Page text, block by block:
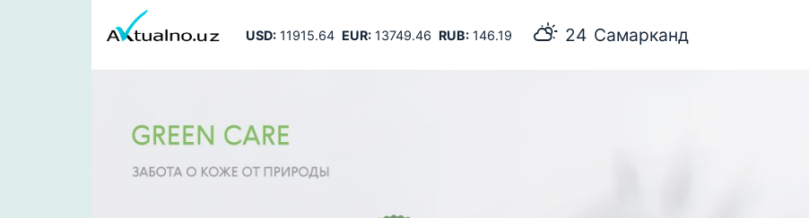
USD:11915.64 EUR:13749.46 RUB:146.19 24 Самарканд